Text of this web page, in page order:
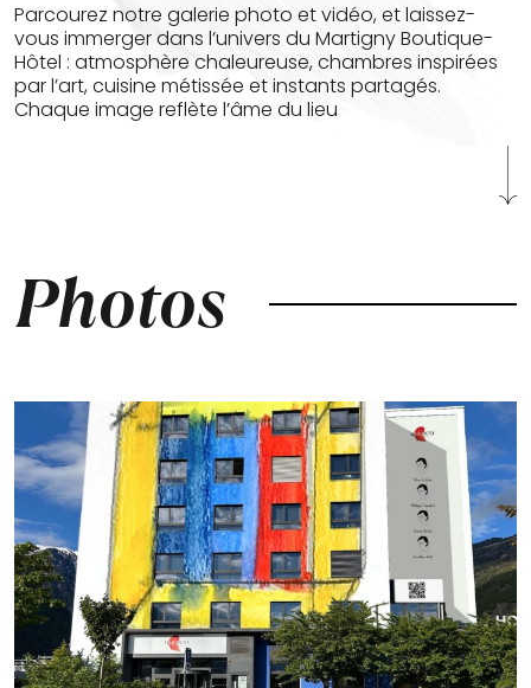
Parcourez notre galerie photo et vidéo, et laissez-
vous immerger dans l’univers du Martigny Boutique-
Hôtel : atmosphère chaleureuse, chambres inspirées
par l’art, cuisine métissée et instants partagés.
Chaque image reflète l’âme du lieu
Photos